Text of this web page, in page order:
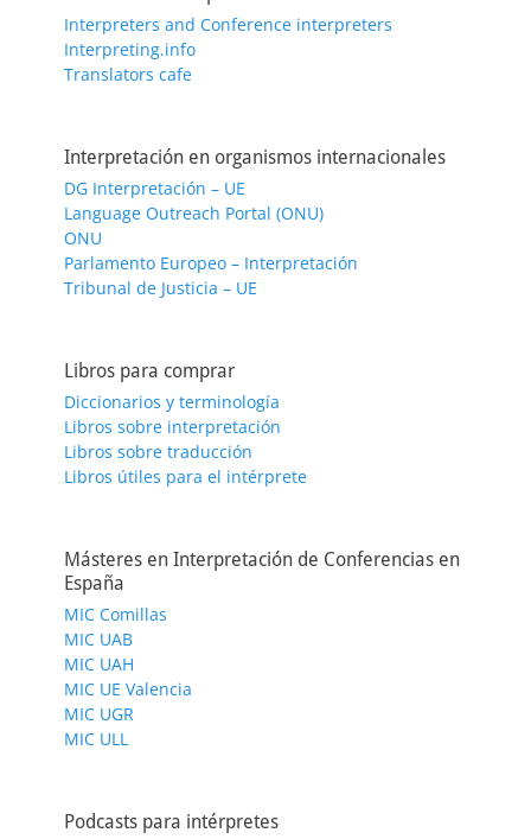
Interpreters and Conference interpreters
Interpreting.info
Translators cafe
Interpretación en organismos internacionales
DG Interpretación – UE
Language Outreach Portal (ONU)
ONU
Parlamento Europeo – Interpretación
Tribunal de Justicia – UE
Libros para comprar
Diccionarios y terminología
Libros sobre interpretación
Libros sobre traducción
Libros útiles para el intérprete
Másteres en Interpretación de Conferencias en
España
MIC Comillas
MIC UAB
MIC UAH
MIC UE Valencia
MIC UGR
MIC ULL
Podcasts para intérpretes